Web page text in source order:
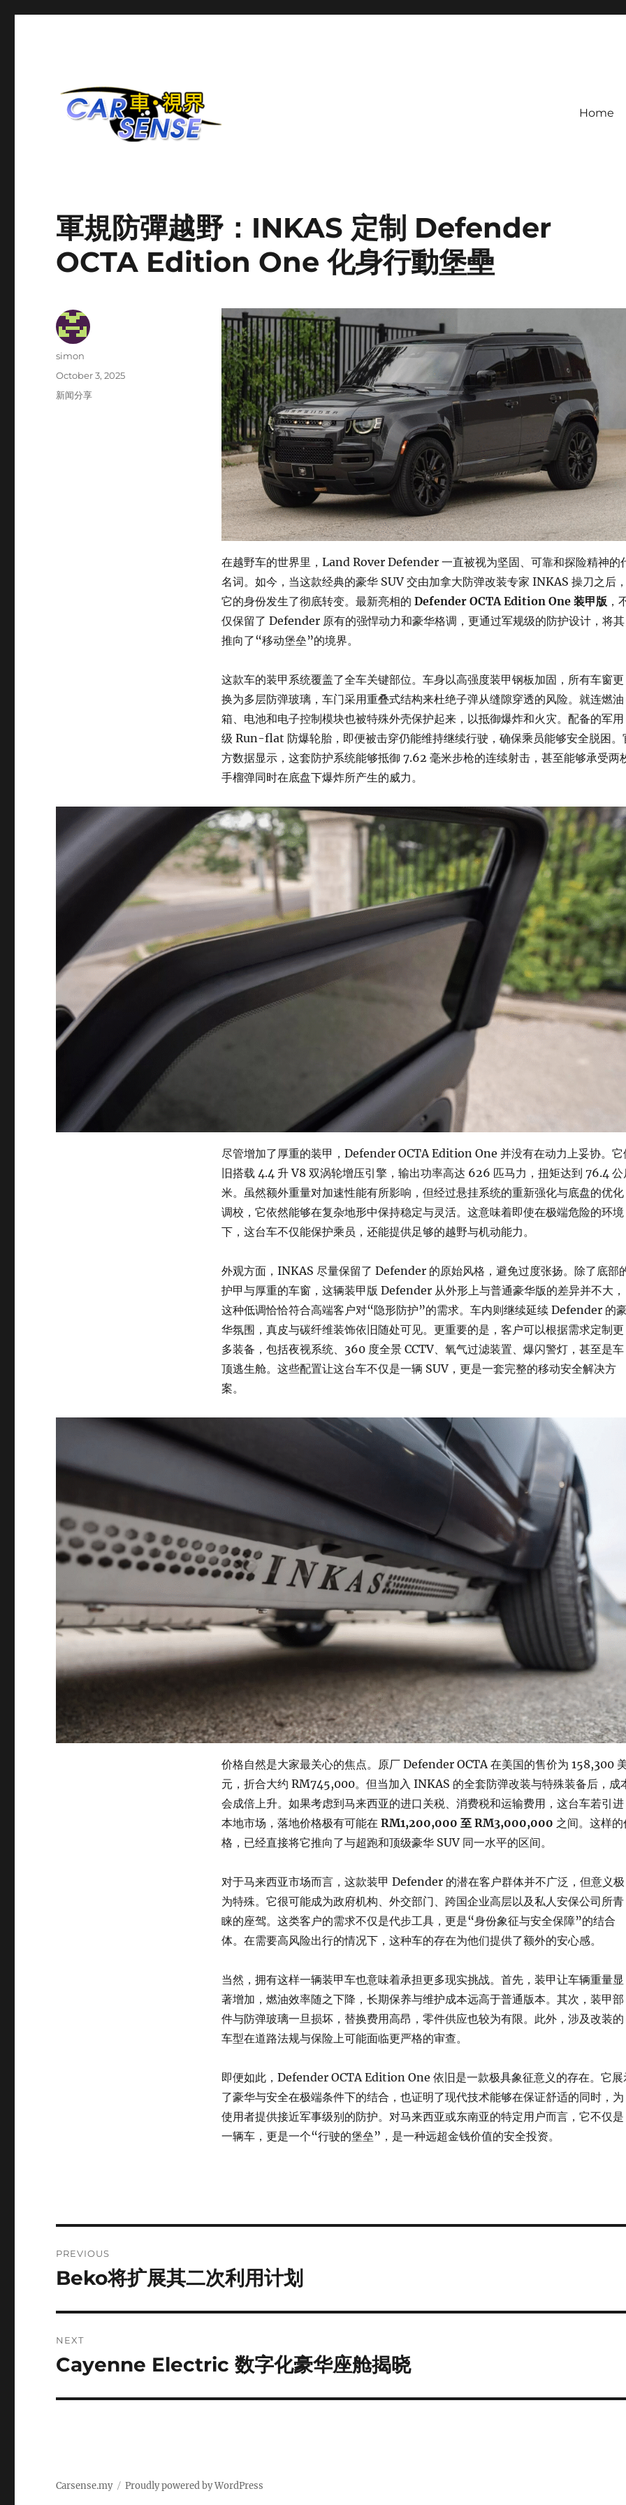
Home
軍規防彈越野：INKAS 定制 Defender
OCTA Edition One 化身行動堡壘
在越野车的世界里，Land Rover Defender 一直被视为坚固、可靠和探险精神的
名词。如今，当这款经典的豪华 SUV 交由加拿大防弹改装专家 INKAS 操刀之后
它的身份发生了彻底转变。最新亮相的 Defender OCTA Edition One 装甲版 ，
仅保留了 Defender 原有的强悍动力和豪华格调，更通过军规级的防护设计，将其
推向了“移动堡垒”的境界。
这款车的装甲系统覆盖了全车关键部位。车身以高强度装甲钢板加固，所有车窗更
换为多层防弹玻璃，车门采用重叠式结构来杜绝子弹从缝隙穿透的风险。就连燃油
箱、电池和电子控制模块也被特殊外壳保护起来，以抵御爆炸和火灾。配备的军用
级 Run-flat 防爆轮胎，即便被击穿仍能维持继续行驶，确保乘员能够安全脱困。
方数据显示，这套防护系统能够抵御 7.62 毫米步枪的连续射击，甚至能够承受两
手榴弹同时在底盘下爆炸所产生的威力。
尽管增加了厚重的装甲，Defender OCTA Edition One 并没有在动力上妥协。它
旧搭载 4.4 升 V8 双涡轮增压引擎，输出功率高达 626 匹马力，扭矩达到 76.4 公
米。虽然额外重量对加速性能有所影响，但经过悬挂系统的重新强化与底盘的优化
调校，它依然能够在复杂地形中保持稳定与灵活。这意味着即使在极端危险的环境
下，这台车不仅能保护乘员，还能提供足够的越野与机动能力。
外观方面，INKAS 尽量保留了 Defender 的原始风格，避免过度张扬。除了底部
护甲与厚重的车窗，这辆装甲版 Defender 从外形上与普通豪华版的差异并不大，
这种低调恰恰符合高端客户对“隐形防护”的需求。车内则继续延续 Defender 的
华氛围，真皮与碳纤维装饰依旧随处可见。更重要的是，客户可以根据需求定制更
多装备，包括夜视系统、360 度全景 CCTV、氧气过滤装置、爆闪警灯，甚至是车
顶逃生舱。这些配置让这台车不仅是一辆 SUV，更是一套完整的移动安全解决方
案。
价格自然是大家最关心的焦点。原厂 Defender OCTA 在美国的售价为 158,300
元，折合大约 RM745,000。但当加入 INKAS 的全套防弹改装与特殊装备后，成
会成倍上升。如果考虑到马来西亚的进口关税、消费税和运输费用，这台车若引进
本地市场，落地价格极有可能在 RM1,200,000 至 RM3,000,000 之间。这样的
格，已经直接将它推向了与超跑和顶级豪华 SUV 同一水平的区间。
对于马来西亚市场而言，这款装甲 Defender 的潜在客户群体并不广泛，但意义极
为特殊。它很可能成为政府机构、外交部门、跨国企业高层以及私人安保公司所青
睐的座驾。这类客户的需求不仅是代步工具，更是“身份象征与安全保障”的结合
体。在需要高风险出行的情况下，这种车的存在为他们提供了额外的安心感。
当然，拥有这样一辆装甲车也意味着承担更多现实挑战。首先，装甲让车辆重量显
著增加，燃油效率随之下降，长期保养与维护成本远高于普通版本。其次，装甲部
件与防弹玻璃一旦损坏，替换费用高昂，零件供应也较为有限。此外，涉及改装的
车型在道路法规与保险上可能面临更严格的审查。
即便如此，Defender OCTA Edition One 依旧是一款极具象征意义的存在。它展
了豪华与安全在极端条件下的结合，也证明了现代技术能够在保证舒适的同时，为
使用者提供接近军事级别的防护。对马来西亚或东南亚的特定用户而言，它不仅是
一辆车，更是一个“行驶的堡垒”，是一种远超金钱价值的安全投资。
Author
simon
Posted
on
October 3, 2025
Categories
新闻分享
navigation
PREVIOUS
Previous
Beko将扩展其二次利用计划
NEXT
Next
Cayenne Electric 数字化豪华座舱揭晓
Carsense.my Proudly powered by WordPress